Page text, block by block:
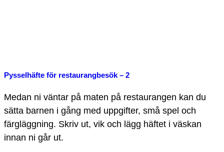
Pysselhäfte för restaurangbesök – 2
Medan ni väntar på maten på restaurangen kan du
sätta barnen i gång med uppgifter, små spel och
färgläggning. Skriv ut, vik och lägg häftet i väskan
innan ni går ut.